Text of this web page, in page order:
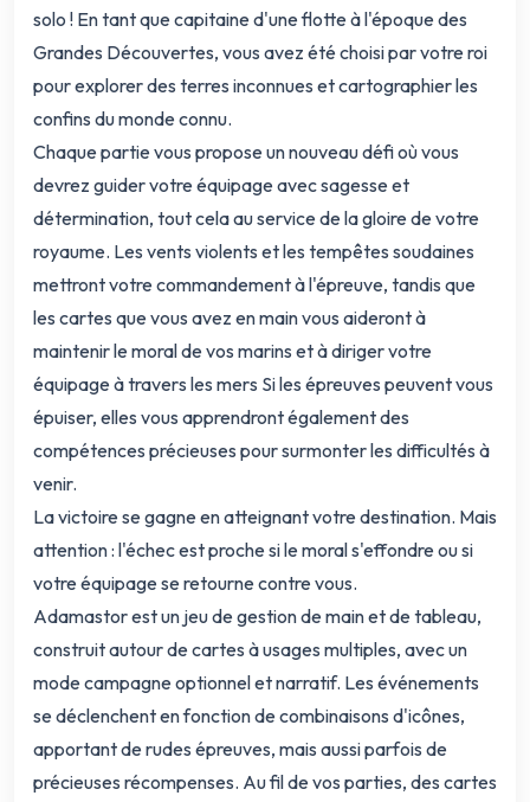
solo ! En tant que capitaine d'une flotte à l'époque des
Grandes Découvertes, vous avez été choisi par votre roi
pour explorer des terres inconnues et cartographier les
confins du monde connu.
Chaque partie vous propose un nouveau défi où vous
devrez guider votre équipage avec sagesse et
détermination, tout cela au service de la gloire de votre
royaume. Les vents violents et les tempêtes soudaines
mettront votre commandement à l'épreuve, tandis que
les cartes que vous avez en main vous aideront à
maintenir le moral de vos marins et à diriger votre
équipage à travers les mers Si les épreuves peuvent vous
épuiser, elles vous apprendront également des
compétences précieuses pour surmonter les difficultés à
venir.
La victoire se gagne en atteignant votre destination. Mais
attention : l'échec est proche si le moral s'effondre ou si
votre équipage se retourne contre vous.
Adamastor est un jeu de gestion de main et de tableau,
construit autour de cartes à usages multiples, avec un
mode campagne optionnel et narratif. Les événements
se déclenchent en fonction de combinaisons d'icônes,
apportant de rudes épreuves, mais aussi parfois de
précieuses récompenses. Au fil de vos parties, des cartes